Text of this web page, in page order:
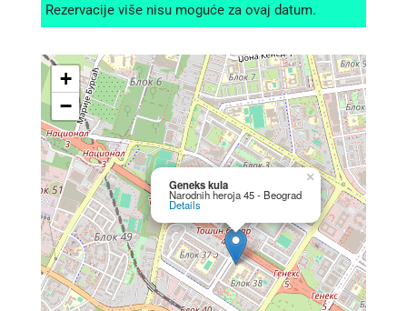
Rezervacije više nisu moguće za ovaj datum.
Geneks kula
Narodnih heroja 45 - Beograd
Details
×
+
−